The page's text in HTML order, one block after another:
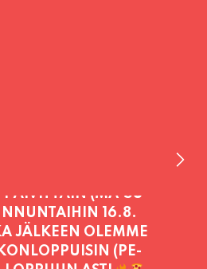
TÄNÄÄN:
11:00 - 21:00
PÄIVITTÄIN (MA-SU